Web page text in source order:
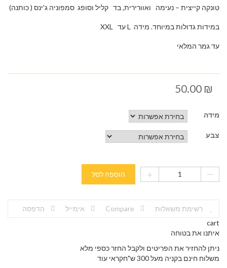
טונקה קייצית – נעימה ואוורירית, בד קליל וסופג סמפוניה ג'ינס ( כותנה)
במידות גדולות במיוחד. מידה L עד XXL
עד גמר המלאי
50.00 ₪
מידה
צבע
הוספה לסל
רשימת משאלות Compare אימייל
הדפסה
cart
איתנו את בטוחה
ניתן להחזיר את הפריטים ולקבל החזר כספי מלא
משלוח חינם בקניה מעל 300 ש"חקראי עוד